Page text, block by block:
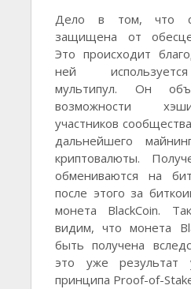
Дело в том, что
защищена от
Это происходит
ней
мультипул. Он
возможности
участников
дальнейшего
криптовалюты.
обмениваются на
после этого за
монета BlackCoin.
видим, что монета
быть получена
это уже результат
принципа Proof-of-